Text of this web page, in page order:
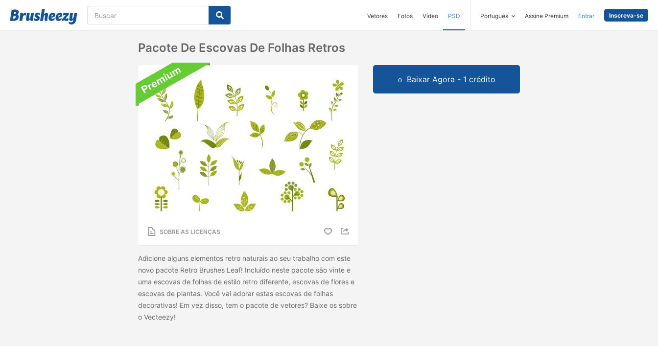
Vetores Fotos Vídeo PSD Português Assine Premium Entrar Inscreva-se
Pacote De Escovas De Folhas Retros
SOBRE AS LICENÇAS
Adicione alguns elementos retro naturais ao seu trabalho com este
novo pacote Retro Brushes Leaf! Incluído neste pacote são vinte e
uma escovas de folhas de estilo retro diferente, escovas de flores e
escovas de plantas. Você vai adorar estas escovas de folhas
decorativas! Em vez disso, tem o pacote de vetores? Baixe os sobre
o Vecteezy!
Baixar Agora - 1 crédito